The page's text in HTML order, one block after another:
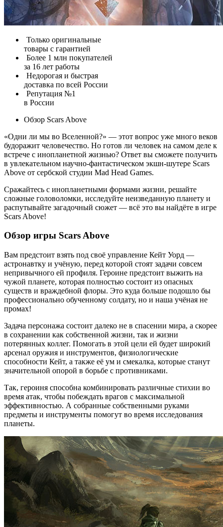
Только оригинальные
товары с гарантией
Более 1 млн покупателей
за 16 лет работы
Недорогая и быстрая
доставка по всей России
Репутация №1
в России
Обзор Scars Above
«Одни ли мы во Вселенной?» — этот вопрос уже много веков
будоражит человечество. Но готов ли человек на самом деле к
встрече с инопланетной жизнью? Ответ вы сможете получить
в увлекательном научно-фантастическом экшн-шутере Scars
Above от сербской студии Mad Head Games.
Сражайтесь с инопланетными формами жизни, решайте
сложные головоломки, исследуйте неизведанную планету и
распутывайте загадочный сюжет — всё это вы найдёте в игре
Scars Above!
Обзор игры Scars Above
Вам предстоит взять под своё управление Кейт Уорд —
астронавтку и учёную, перед которой стоят задачи совсем
непривычного ей профиля. Героине предстоит выжить на
чужой планете, которая полностью состоит из опасных
существ и враждебной флоры. Это куда больше подошло бы
профессионально обученному солдату, но и наша учёная не
промах!
Задача персонажа состоит далеко не в спасении мира, а скорее
в сохранении как собственной жизни, так и жизни
потерянных коллег. Помогать в этой цели ей будет широкий
арсенал оружия и инструментов, физиологические
способности Кейт, а также её ум и смекалка, которые станут
значительной опорой в борьбе с противниками.
Так, героиня способна комбинировать различные стихии во
время атак, чтобы побеждать врагов с максимальной
эффективностью. А собранные собственными руками
предметы и инструменты помогут во время исследования
планеты.